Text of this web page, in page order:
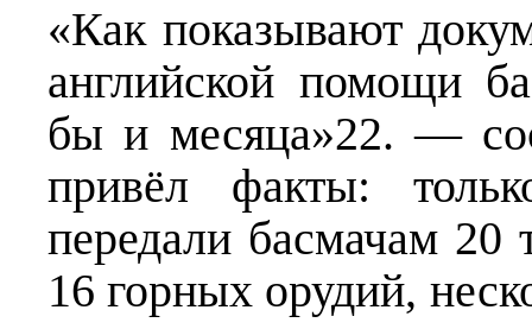
«Как показывают
английской помощи
бы и месяца»22. —
привёл факты:
передали басмачам 20
16 горных орудий,